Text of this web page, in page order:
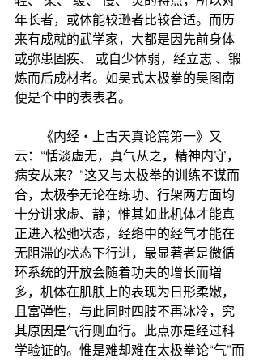
年长者，或体能较逊者比较合适。而历
来有成就的武学家，大都是因先前身体
或弥患固疾、 或自少体弱，经立志 、锻
炼而后成材者。如吴式太极拳的吴图南
便是个中的表表者。
《内经‧上古天真论篇第一》又
云：“恬淡虚无，真气从之，精神内守，
病安从来？”这又与太极拳的训练不谋而
合，太极拳无论在练功、行架两方面均
十分讲求虚、静；惟其如此机体才能真
正进入松弛状态，经络中的经气才能在
无阻滞的状态下行进，最显著者是微循
环系统的开放会随着功夫的增长而増
多，机体在肌肤上的表现为日形柔嫩，
且富弹性，与此同时四肢不再冰冷，究
其原因是气行则血行。此点亦是经过科
学验证的。惟是难却难在太极拳论“气”而